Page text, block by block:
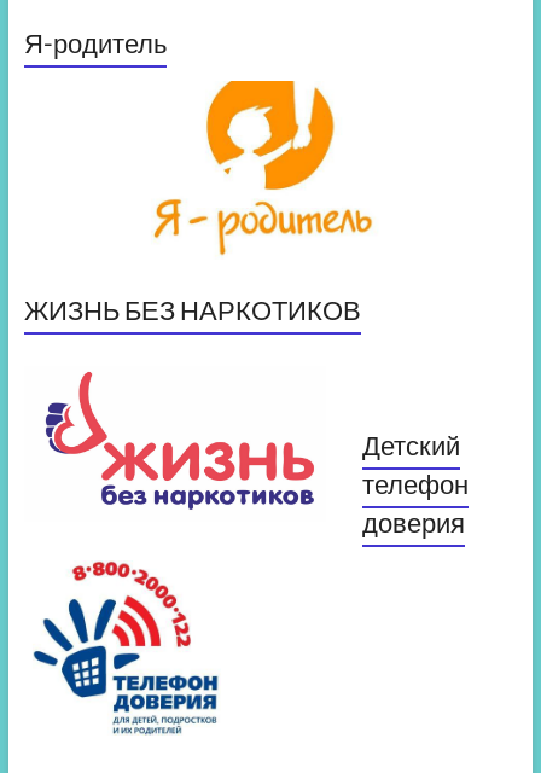
Я-родитель
ЖИЗНЬ БЕЗ НАРКОТИКОВ
Детский
телефон
доверия